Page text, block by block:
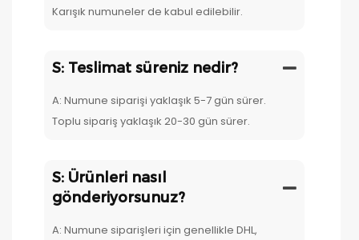
Karışık numuneler de kabul edilebilir.
S: Teslimat süreniz nedir?
A: Numune siparişi yaklaşık 5-7 gün sürer.
Toplu sipariş yaklaşık 20-30 gün sürer.
S: Ürünleri nasıl
gönderiyorsunuz?
A: Numune siparişleri için genellikle DHL,